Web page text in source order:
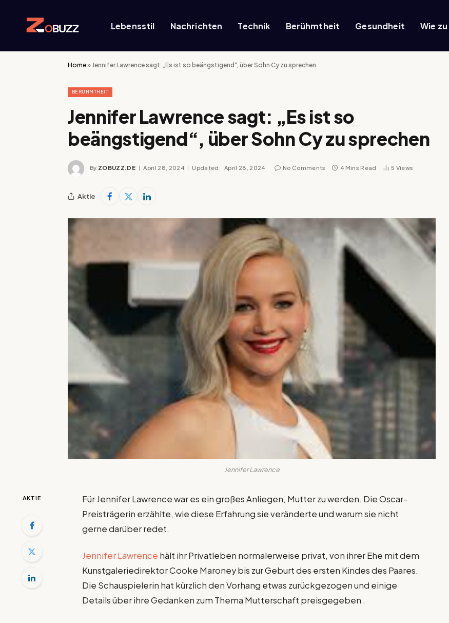
Lebensstil Nachrichten Technik Berühmtheit Gesundheit Wie zu
Home»Jennifer Lawrence sagt: „Es ist so beängstigend“, über Sohn Cy zu sprechen
BERÜHMTHEIT
Jennifer Lawrence sagt: „Es ist so
beängstigend“, über Sohn Cy zu sprechen
By ZOBUZZ.DE April 28, 2024 Updated: April 28, 2024 No Comments 4 Mins Read 5 Views
Aktie
Jennifer Lawrence
AKTIE
Für Jennifer Lawrence war es ein großes Anliegen, Mutter zu werden. Die Oscar-
Preisträgerin erzählte, wie diese Erfahrung sie veränderte und warum sie nicht
gerne darüber redet.
Jennifer Lawrence hält ihr Privatleben normalerweise privat, von ihrer Ehe mit dem
Kunstgaleriedirektor Cooke Maroney bis zur Geburt des ersten Kindes des Paares.
Die Schauspielerin hat kürzlich den Vorhang etwas zurückgezogen und einige
Details über ihre Gedanken zum Thema Mutterschaft preisgegeben .